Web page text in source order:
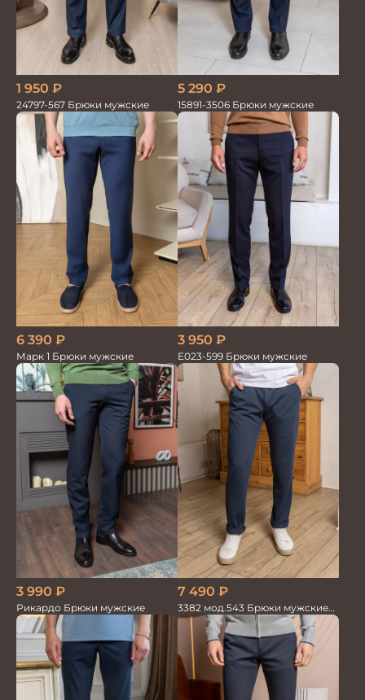
1 950 ₽
24797-567 Брюки мужские
5 290 ₽
15891-3506 Брюки мужские
6 390 ₽
Марк 1 Брюки мужские
3 950 ₽
Е023-599 Брюки мужские
3 990 ₽
Рикардо Брюки мужские
7 490 ₽
3382 мод.543 Брюки мужские
син.меланж трикотаж